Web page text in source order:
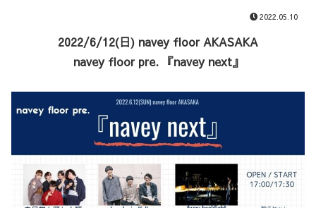
2022.05.10
2022/6/12(日) navey floor AKASAKA
navey floor pre. 『navey next』